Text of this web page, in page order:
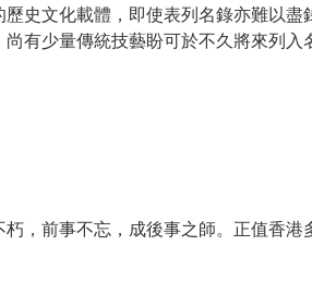
史文化載體，即使表列名錄亦難以盡
有少量傳統技藝盼可於不久將來列入
，前事不忘，成後事之師。正值香港